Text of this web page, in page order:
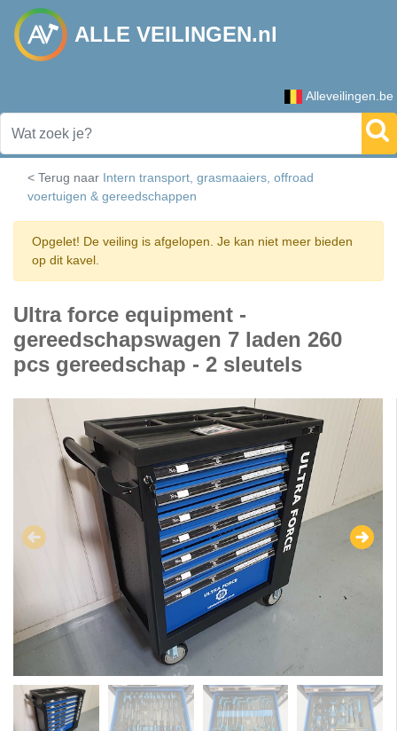
ALLE VEILINGEN.nl
Alleveilingen.be
< Terug naar Intern transport, grasmaaiers, offroad
voertuigen & gereedschappen
Opgelet! De veiling is afgelopen. Je kan niet meer bieden
op dit kavel.
Ultra force equipment -
gereedschapswagen 7 laden 260
pcs gereedschap - 2 sleutels